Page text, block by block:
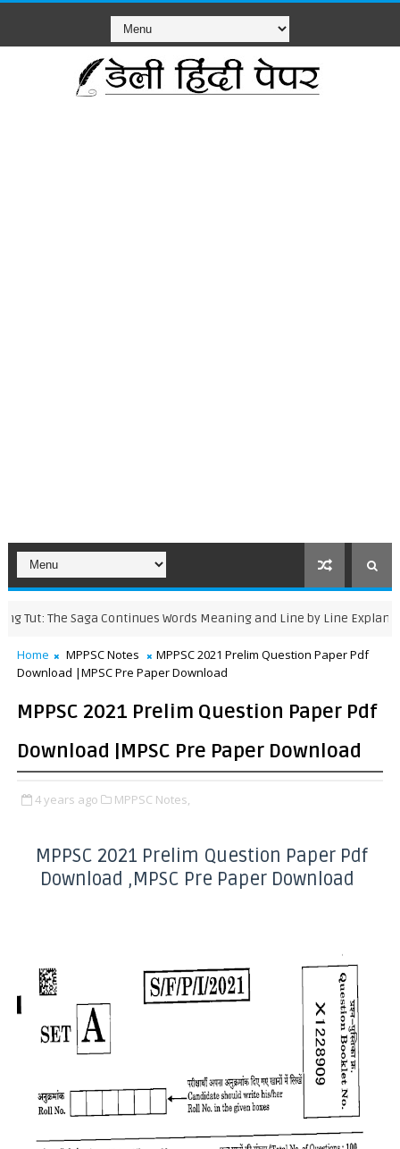
The Saga Continues Words Meaning and Line by Line Explanation
Home MPPSC Notes
MPPSC 2021 Prelim Question Paper Pdf
Download |MPSC Pre Paper Download
MPPSC 2021 Prelim Question Paper Pdf
Download |MPSC Pre Paper Download
4 years ago MPPSC Notes,
MPPSC 2021 Prelim Question Paper Pdf
Download ,MPSC Pre Paper Download